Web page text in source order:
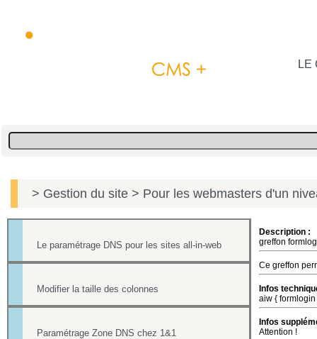
LE
> Gestion du site > Pour les webmasters d'un
Le paramétrage DNS pour les sites all-in-web
Modifier la taille des colonnes
Paramétrage Zone DNS chez 1&1
Description :
greffon
Ce greffon
Infos
aiw { formlogin
Infos
Attention !